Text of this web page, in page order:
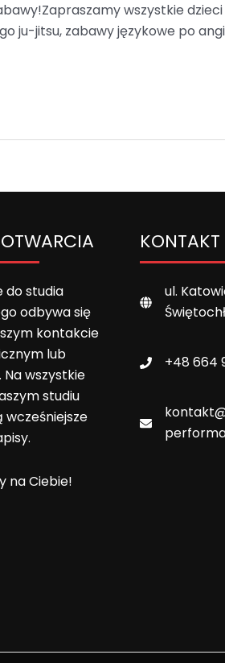
wszystkie
ju-jitsu, zabawy językowe po
do studia
odbywa się
kontakcie
lub
wszystkie
studiu
wcześniejsze
na Ciebie!
KONTAKT
ul.
+48 664